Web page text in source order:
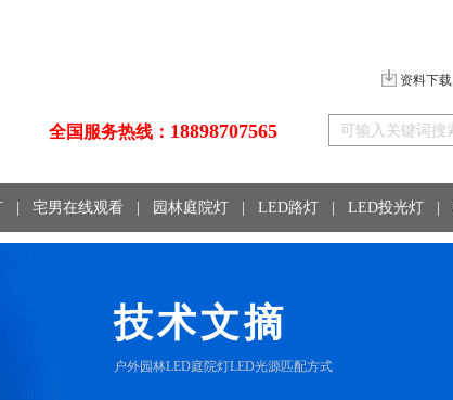
资料下载
全国服务热线： 18898707565
宅男在线观看 园林庭院灯 LED路灯 LED投光灯
技术文摘
户外园林LED庭院灯LED光源匹配方式